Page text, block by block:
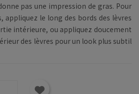
pas une impression de gras. Pour
appliquez le long des bords des lèvres
intérieure, ou appliquez doucement
des lèvres pour un look plus subtil